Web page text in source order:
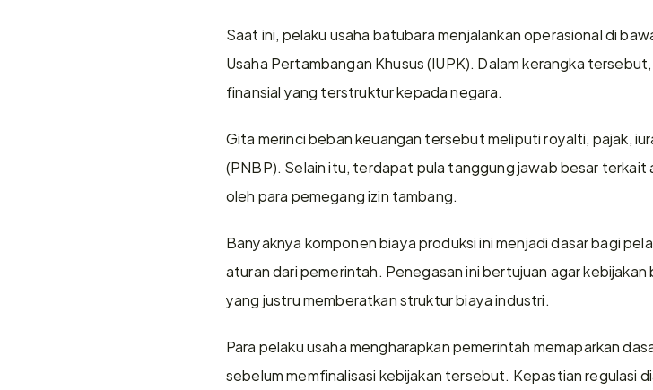
Saat ini, pelaku usaha batubara menjalankan operasional di
Usaha Pertambangan Khusus (IUPK). Dalam kerangka
finansial yang terstruktur kepada negara.
Gita merinci beban keuangan tersebut meliputi royalti, pajak,
(PNBP). Selain itu, terdapat pula tanggung jawab besar terkait
oleh para pemegang izin tambang.
Banyaknya komponen biaya produksi ini menjadi dasar bagi
aturan dari pemerintah. Penegasan ini bertujuan agar
yang justru memberatkan struktur biaya industri.
Para pelaku usaha mengharapkan pemerintah memaparkan
sebelum memfinalisasi kebijakan tersebut. Kepastian regulasi